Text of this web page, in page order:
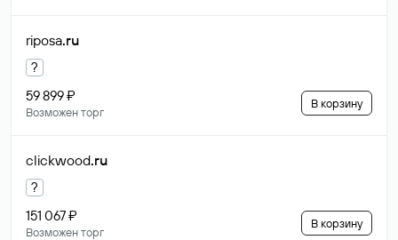
riposa.ru
?
59 899 ₽
Возможен торг
В корзину
clickwood.ru
?
151 067 ₽
Возможен торг
В корзину